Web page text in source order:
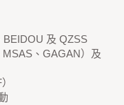
及 QZSS
、GAGAN）及